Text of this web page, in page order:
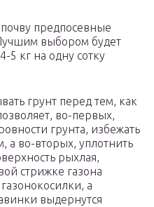
предпосевные
выбором будет
5 кг на одну сотку
грунт перед тем, как
во-первых,
грунта, избежать
а во-вторых, уплотнить
рыхлая,
стрижке газона
а
выдернутся